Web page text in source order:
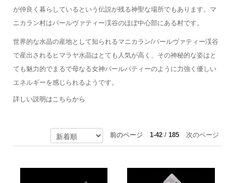
が仲良く暮らしているという伝説が残る神聖な場所でもあります。マ
ニカラン村はパールヴァティー渓谷のほぼ中心部にある村です。
世界的な水晶の産地として知られるマニカラン/パールヴァティー渓谷
で産出されるヒマラヤ水晶はとても人気が高く、その神秘的な姿はと
ても魅力的でまるで母なる女神パールバティーのように力強く優しい
エネルギーを感じられるようです。
詳しい説明はこちらから
前のページ 1-42/185 次のページ